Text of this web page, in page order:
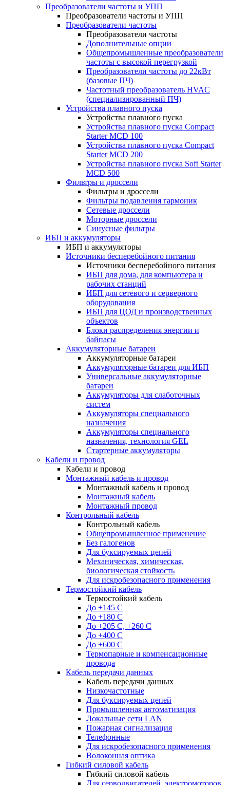
Преобразователи частоты и УПП
Преобразователи частоты и УПП
Преобразователи частоты
Преобразователи частоты
Дополнительные опции
Общепромышленные преобразователи
частоты с высокой перегрузкой
Преобразователи частоты до 22кВт
(базовые ПЧ)
Частотный преобразователь HVAC
(специализированный ПЧ)
Устройства плавного пуска
Устройства плавного пуска
Устройства плавного пуска Compact
Starter MCD 100
Устройства плавного пуска Compact
Starter MCD 200
Устройства плавного пуска Soft Starter
MCD 500
Фильтры и дроссели
Фильтры и дроссели
Фильтры подавления гармоник
Сетевые дроссели
Моторные дроссели
Синусные фильтры
ИБП и аккумуляторы
ИБП и аккумуляторы
Источники бесперебойного питания
Источники бесперебойного питания
ИБП для дома, для компьютера и
рабочих станций
ИБП для сетевого и серверного
оборудования
ИБП для ЦОД и производственных
объектов
Блоки распределения энергии и
байпасы
Аккумуляторные батареи
Аккумуляторные батареи
Аккумуляторные батареи для ИБП
Универсальные аккумуляторные
батареи
Аккумуляторы для слаботочных
систем
Аккумуляторы специального
назначения
Аккумуляторы специального
назначения, технология GEL
Стартерные аккумуляторы
Кабели и провод
Кабели и провод
Монтажный кабель и провод
Монтажный кабель и провод
Монтажный кабель
Монтажный провод
Контрольный кабель
Контрольный кабель
Общепромышленное применение
Без галогенов
Для буксируемых цепей
Механическая, химическая,
биологическая стойкость
Для искробезопасного применения
Термостойкий кабель
Термостойкий кабель
До +145 С
До +180 C
До +205 С, +260 С
До +400 C
До +600 С
Термопарные и компенсационные
провода
Кабель передачи данных
Кабель передачи данных
Низкочастотные
Для буксируемых цепей
Промышленная автоматизация
Локальные сети LAN
Пожарная сигнализация
Телефонные
Для искробезопасного применения
Волоконная оптика
Гибкий силовой кабель
Гибкий силовой кабель
Для серводвигателей, электромоторов,